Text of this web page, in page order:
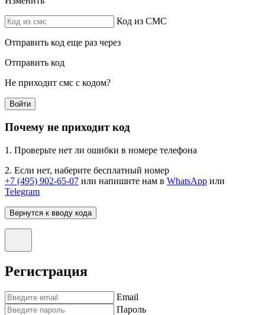
Код из СМС
Отправить код еще раз через
Отправить код
Не приходит смс с кодом?
Войти
Почему не приходит код
1. Проверьте нет ли ошибки в номере телефона
2. Если нет, наберите бесплатный номер
+7 (495) 902-65-07 или напишите нам в WhatsApp или
Telegram
Вернутся к вводу кода
Регистрация
Email
Пароль